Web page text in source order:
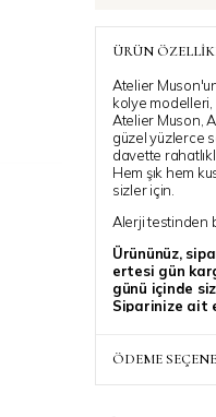
ÜRÜN
Atelier
kolye modelleri,
Atelier Muson,
güzel yüzlerce
davette
Hem şık hem
sizler için.
Alerji testinden
Ürününüz,
ertesi gün
günü içinde
Siparinize ait
ÖDEME